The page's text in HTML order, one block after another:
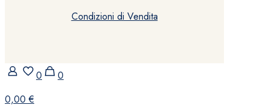
Condizioni di Vendita
0
0
0,00 €